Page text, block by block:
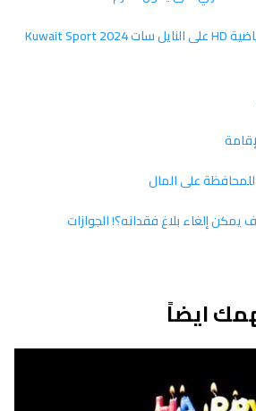
ضبط تردد قناة الكويت الرياضية HD على النايل سات 2024 Kuwait Sport
للمحافظة على المال
إلغاء بلاغ فقدانه؟! الجوازات
ايضاً